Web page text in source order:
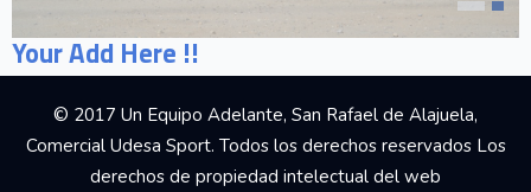
Your Add Here !!
© 2017 Un Equipo Adelante, San Rafael de Alajuela,
Comercial Udesa Sport. Todos los derechos reservados Los
derechos de propiedad intelectual del web